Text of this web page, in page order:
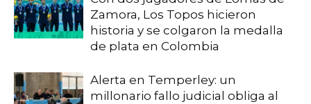
Zamora, Los Topos hicieron
historia y se colgaron la medalla
de plata en Colombia
Alerta en Temperley: un
millonario fallo judicial obliga al